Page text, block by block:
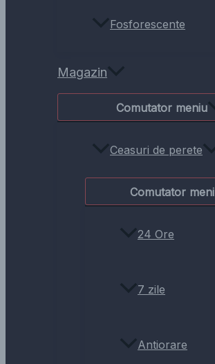
Fosforescente
Magazin
Comutator meniu
Ceasuri de perete
Comutator
24 Ore
7 zile
Antiorare